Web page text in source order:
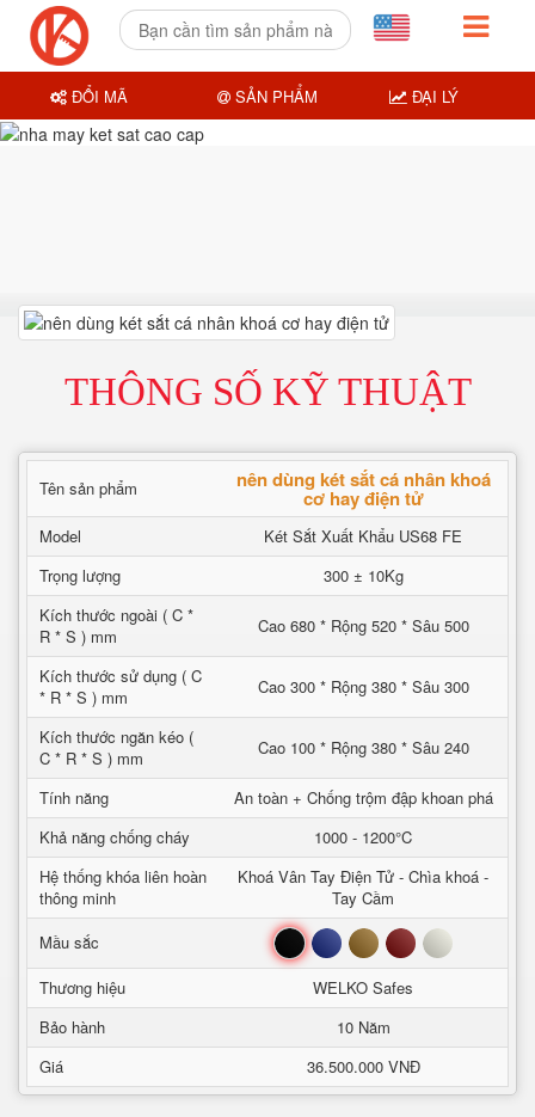
THÔNG SỐ KỸ THUẬT
Tên sản phẩm nên dùng két sắt cá nhân khoá
cơ hay điện tử
Model
Két Sắt Xuất Khẩu US68 FE
Trọng lượng
300 ± 10Kg
Kích thước ngoài ( C *
R * S ) mm
Cao 680 * Rộng 520 * Sâu 500
Kích thước sử dụng ( C
* R * S ) mm
Cao 300 * Rộng 380 * Sâu 300
Kích thước ngăn kéo (
C * R * S ) mm
Cao 100 * Rộng 380 * Sâu 240
Tính năng
An toàn + Chống trộm đập khoan phá
Khả năng chống cháy
1000 - 1200°C
Hệ thống khóa liên hoàn
thông minh
Khoá Vân Tay Điện Tử - Chìa khoá -
Tay Cầm
Mầu sắc
Đen Xanh Nâu Đỏ Trắng
Thương hiệu
WELKO Safes
Bảo hành
10 Năm
Giá
36.500.000 VNĐ
ĐỔI MÃ SẢN PHẨM ĐẠI LÝ